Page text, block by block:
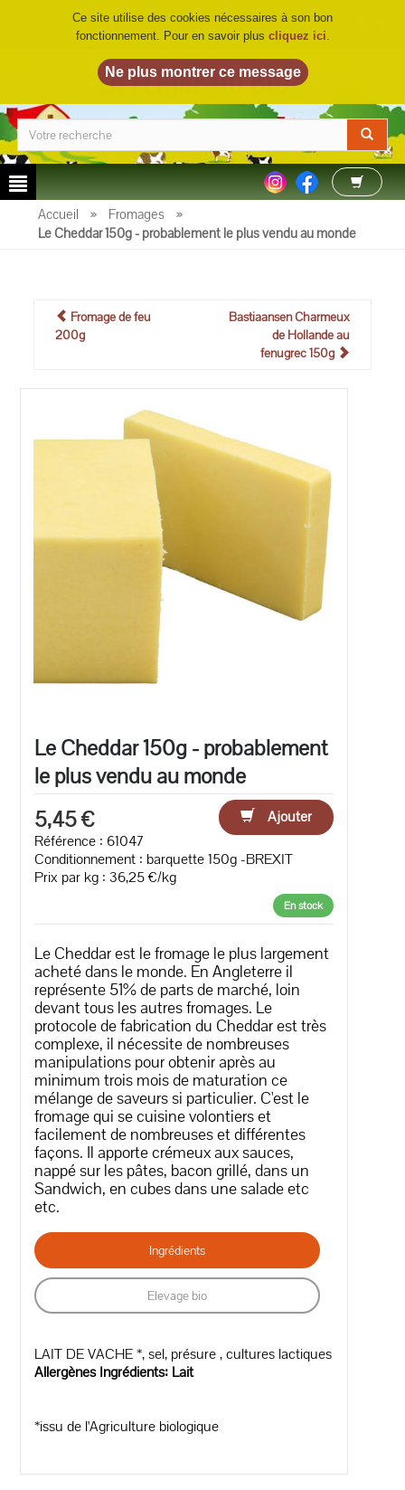
LA FERME DU BIO©
Accueil » Fromages
»
Le Cheddar 150g - probablement le plus vendu au monde
Fromage de feu
200g
Bastiaansen Charmeux
de Hollande au
fenugrec 150g
Le Cheddar 150g - probablement
le plus vendu au monde
5,45 €
Ajouter
Référence : 61047
Conditionnement : barquette 150g -BREXIT
Prix par kg : 36,25 €/kg
En stock
Le Cheddar est le fromage le plus largement
acheté dans le monde. En Angleterre il
représente 51% de parts de marché, loin
devant tous les autres fromages. Le
protocole de fabrication du Cheddar est très
complexe, il nécessite de nombreuses
manipulations pour obtenir après au
minimum trois mois de maturation ce
mélange de saveurs si particulier. C'est le
fromage qui se cuisine volontiers et
facilement de nombreuses et différentes
façons. Il apporte crémeux aux sauces,
nappé sur les pâtes, bacon grillé, dans un
Sandwich, en cubes dans une salade etc
etc.
Ingrédients
Elevage bio
LAIT DE VACHE *, sel, présure , cultures lactiques
Allergènes Ingrédients: Lait
*issu de l'Agriculture biologique
Ce site utilise des cookies nécessaires à son bon
fonctionnement. Pour en savoir plus cliquez ici.